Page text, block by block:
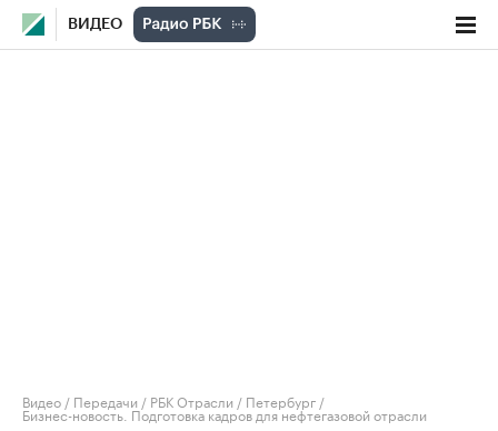
ВИДЕО
Видео / Передачи / РБК Отрасли / Петербург /
Бизнес-новость. Подготовка кадров для нефтегазовой отрасли